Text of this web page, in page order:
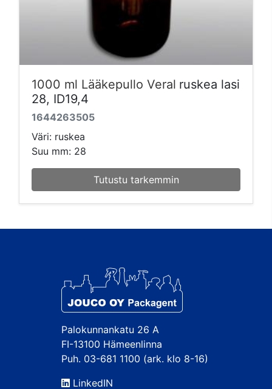
1000 ml Lääkepullo Veral ruskea lasi
28, ID19,4
1644263505
Väri: ruskea
Suu mm: 28
Tutustu tarkemmin
Palokunnankatu 26 A
FI-13100 Hämeenlinna
Puh. 03-681 1100 (ark. klo 8-16)
LinkedIN